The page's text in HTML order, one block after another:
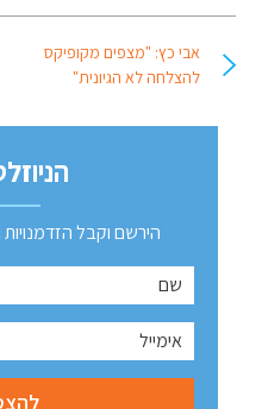
אבי כץ: "מצפים מקופיקס
להצלחה לא הגיונית"
הירשם וקבל